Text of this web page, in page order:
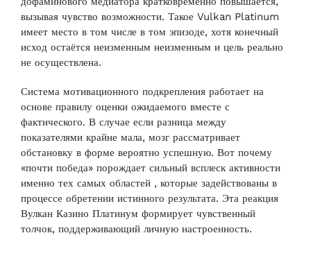
вызывая чувство возможности. Такое Vulkan Platinum
имеет место в том числе в том эпизоде, хотя конечный
исход остаётся неизменным неизменным и цель реально
не осуществлена.
Система мотивационного подкрепления работает на
основе правилу оценки ожидаемого вместе с
фактического. В случае если разница между
показателями крайне мала, мозг рассматривает
обстановку в форме вероятно успешную. Вот почему
«почти победа» порождает сильный всплеск активности
именно тех самых областей , которые задействованы в
процессе обретении истинного результата. Эта реакция
Вулкан Казино Платинум формирует чувственный
толчок, поддерживающий личную настроенность.